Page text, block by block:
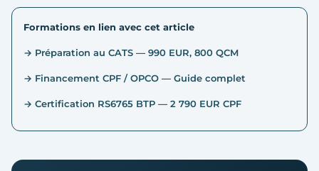
Formations en lien avec cet article
→ Préparation au CATS — 990 EUR, 800 QCM
→ Financement CPF / OPCO — Guide complet
→ Certification RS6765 BTP — 2 790 EUR CPF